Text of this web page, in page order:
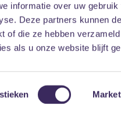
informatie over uw gebruik
Deze partners kunnen
of die ze hebben
als u onze website blijft